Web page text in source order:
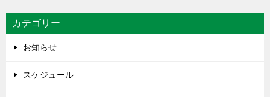
カテゴリー
お知らせ
スケジュール